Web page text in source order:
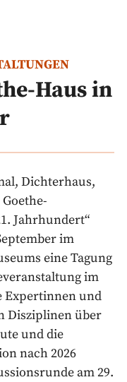
Haus in
Dichterhaus,
Jahrhundert“
im
eine Tagung
im
Expertinnen und
Disziplinen über
und die
nach 2026
am 29.